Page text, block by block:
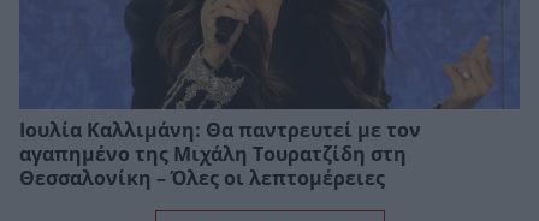
Ιουλία Καλλιμάνη: Θα παντρευτεί με τον
αγαπημένο της Μιχάλη Τουρατζίδη στη
Θεσσαλονίκη – Όλες οι λεπτομέρειες